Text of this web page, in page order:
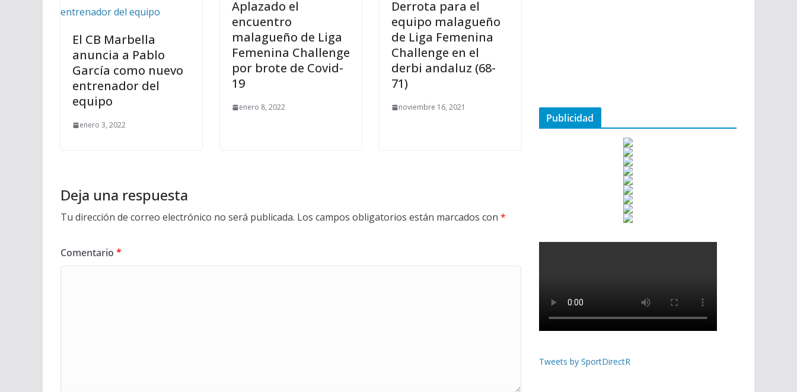
El CB Marbella
anuncia a Pablo
García como nuevo
entrenador del
equipo
enero 3, 2022
Aplazado el
encuentro
malagueño de Liga
Femenina Challenge
por brote de Covid-
19
enero 8, 2022
Derrota para el
equipo malagueño
de Liga Femenina
Challenge en el
derbi andaluz (68-
71)
noviembre 16, 2021
Deja una respuesta
Tu dirección de correo electrónico no será publicada. Los campos obligatorios están marcados con *
Comentario *
Publicidad
Tweets by SportDirectR